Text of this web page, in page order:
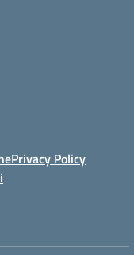
Privacy Policy